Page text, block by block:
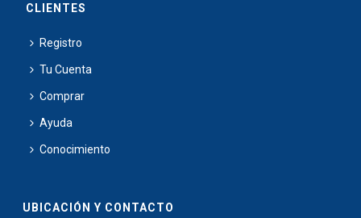
CLIENTES
Registro
Tu Cuenta
Comprar
Ayuda
Conocimiento
UBICACIÓN Y CONTACTO